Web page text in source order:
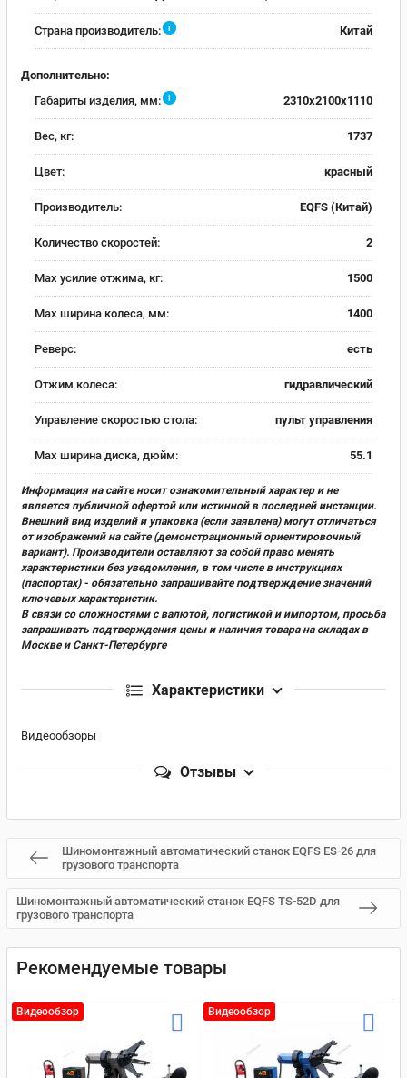
Страна производитель: i Китай
Дополнительно:
Габариты изделия, мм:
i 2310x2100x1110
Вес, кг: 1737
Цвет: красный
Производитель: EQFS (Китай)
Количество скоростей: 2
Max усилие отжима, кг: 1500
Max ширина колеса, мм: 1400
Реверс: есть
Отжим колеса: гидравлический
Управление скоростью стола: пульт управления
Max ширина диска, дюйм: 55.1
Информация на сайте носит ознакомительный характер и не
является публичной офертой или истинной в последней инстанции.
Внешний вид изделий и упаковка (если заявлена) могут отличаться
от изображений на сайте (демонстрационный ориентировочный
вариант). Производители оставляют за собой право менять
характеристики без уведомления, в том числе в инструкциях
(паспортах) - обязательно запрашивайте подтверждение значений
ключевых характеристик.
В связи со сложностями с валютой, логистикой и импортом, просьба
запрашивать подтверждения цены и наличия товара на складах в
Москве и Санкт-Петербурге
Характеристики
Видеообзоры
Отзывы
Шиномонтажный автоматический станок EQFS ES-26 для
грузового транспорта
Шиномонтажный автоматический станок EQFS TS-52D для
грузового транспорта
Рекомендуемые товары
Видеообзор Видеообзор